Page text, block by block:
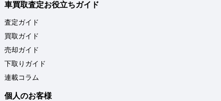
車買取査定お役立ちガイド
査定ガイド
買取ガイド
売却ガイド
下取りガイド
連載コラム
個人のお客様